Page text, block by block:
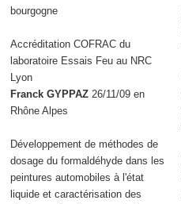
bourgogne
Accréditation COFRAC du
laboratoire Essais Feu au NRC
Lyon
Franck GYPPAZ 26/11/09 en
Rhône Alpes
Développement de méthodes de
dosage du formaldéhyde dans les
peintures automobiles à l'état
liquide et caractérisation des